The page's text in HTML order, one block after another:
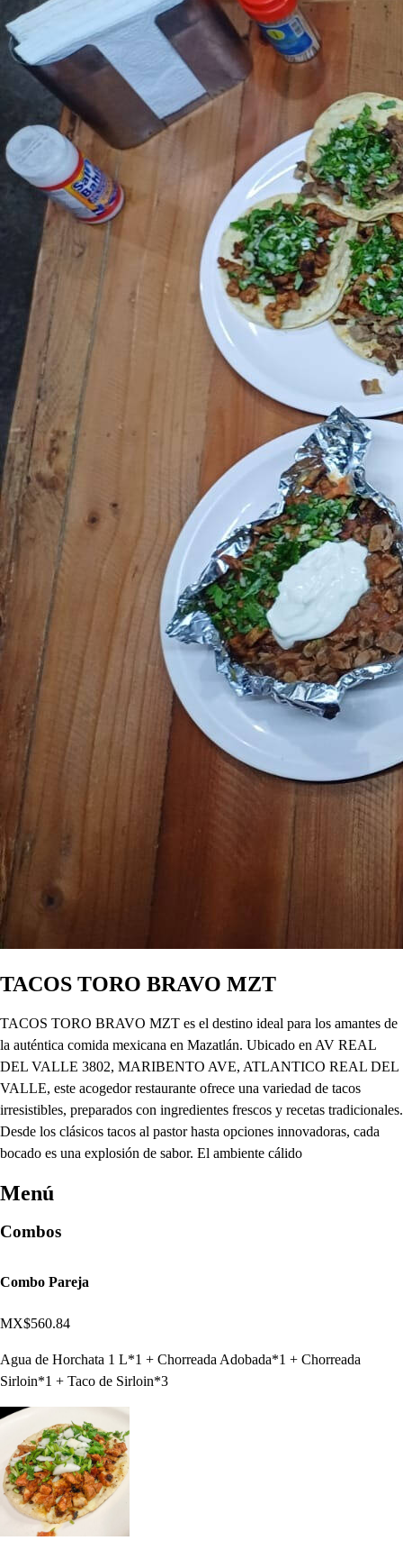
TACOS TORO BRAVO MZT
TACOS TORO BRAVO MZT es el destino ideal para los amantes de
la auténtica comida mexicana en Mazatlán. Ubicado en AV REAL
DEL VALLE 3802, MARIBENTO AVE, ATLANTICO REAL DEL
VALLE, este acogedor restaurante ofrece una variedad de tacos
irresistibles, preparados con ingredientes frescos y recetas tradicionales.
Desde los clásicos tacos al pastor hasta opciones innovadoras, cada
bocado es una explosión de sabor. El ambiente cálido
Menú
Combos
Combo Pareja
MX$560.84
Agua de Horchata 1 L*1 + Chorreada Adobada*1 + Chorreada
Sirloin*1 + Taco de Sirloin*3